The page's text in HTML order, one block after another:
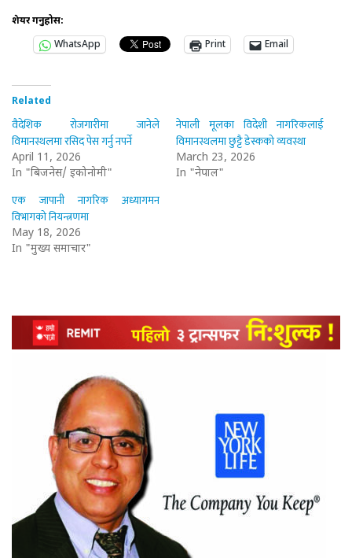
शेयर गर्नुहोस:
WhatsApp
Print Email
Related
वैदेशिक रोजगारीमा जानेले
विमानस्थलमा रसिद पेस गर्नु नपर्ने
April 11, 2026
In "बिजनेस/ इकोनोमी"
नेपाली मूलका विदेशी नागरिकलाई
विमानस्थलमा छुट्टै डेस्कको व्यवस्था
March 23, 2026
In "नेपाल"
एक जापानी नागरिक अध्यागमन
विभागको नियन्त्रणमा
May 18, 2026
In "मुख्य समाचार"